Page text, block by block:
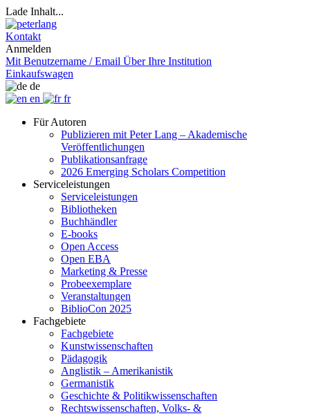
Lade Inhalt...
Kontakt
Anmelden
Mit Benutzername / Email Über Ihre Institution
Einkaufswagen
de
en
fr
Für Autoren
Publizieren mit Peter Lang – Akademische
Veröffentlichungen
Publikationsanfrage
2026 Emerging Scholars Competition
Serviceleistungen
Serviceleistungen
Bibliotheken
Buchhändler
E-books
Open Access
Open EBA
Marketing & Presse
Probeexemplare
Veranstaltungen
BiblioCon 2025
Fachgebiete
Fachgebiete
Kunstwissenschaften
Pädagogik
Anglistik – Amerikanistik
Germanistik
Geschichte & Politikwissenschaften
Rechtswissenschaften, Volks- &